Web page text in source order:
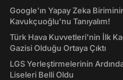
Google'ın Yapay Zeka
Kavukçuoğlu'nu Tanıyalım!
Türk Hava Kuvvetleri'nin İlk
Gazisi Olduğu Ortaya Çıktı
LGS Yerleştirmelerinin
Liseleri Belli Oldu